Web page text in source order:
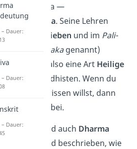
ersten Buddha —
Gautama. Seine Lehren
aufgeschrieben und im Pali-
Tripitakagenannt)
Es ist also eine Art Heilige
für die Buddhisten. Wenn du
zu Buddha wissen willst, dann
mal
vorbei.
Lehre wird auch Dharma
Darin wird beschrieben, wie
Dauer:
Dauer:
Dauer: